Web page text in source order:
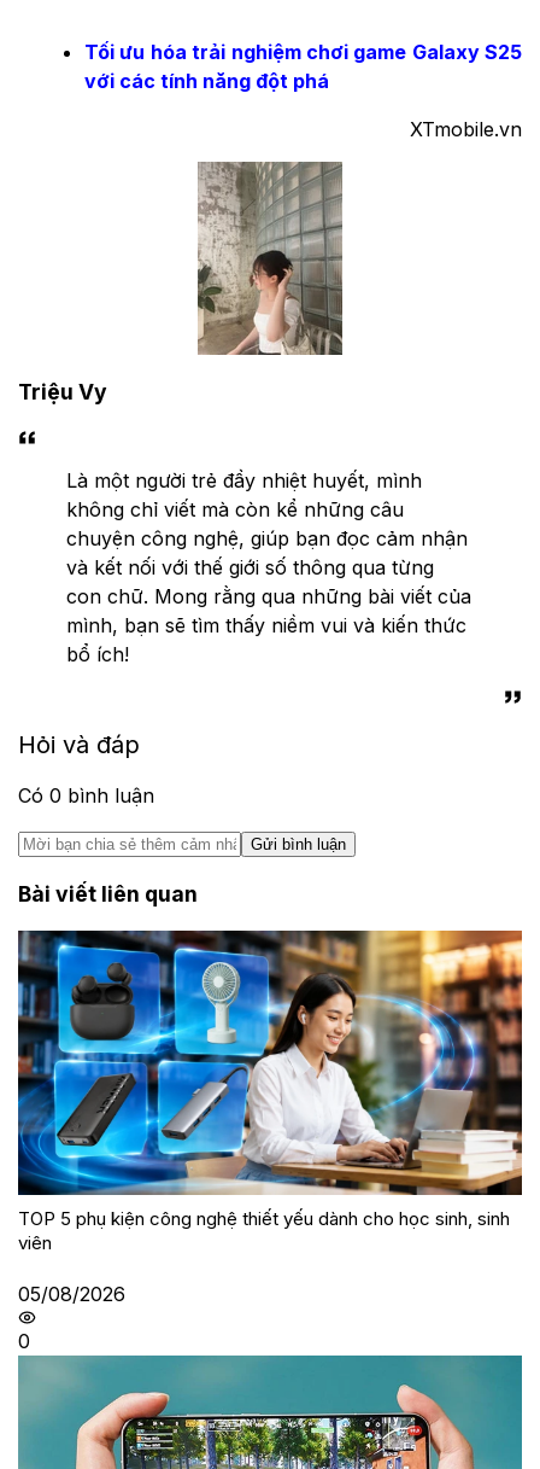
Tối ưu hóa trải nghiệm chơi game Galaxy S25
với các tính năng đột phá
XTmobile.vn
Triệu Vy
Là một người trẻ đầy nhiệt huyết, mình
không chỉ viết mà còn kể những câu
chuyện công nghệ, giúp bạn đọc cảm nhận
và kết nối với thế giới số thông qua từng
con chữ. Mong rằng qua những bài viết của
mình, bạn sẽ tìm thấy niềm vui và kiến thức
bổ ích!
Hỏi và đáp
Có 0 bình luận
Gửi bình luận
Bài viết liên quan
TOP 5 phụ kiện công nghệ thiết yếu dành cho học sinh, sinh
viên
05/08/2026
0